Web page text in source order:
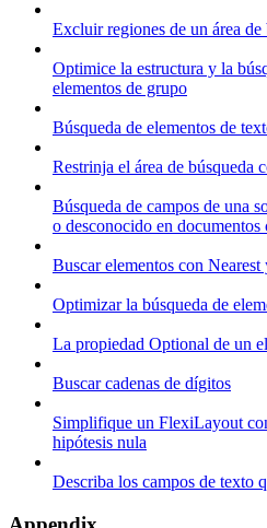
Excluir regiones de un área de
Optimice la estructura y la
elementos de grupo
Búsqueda de elementos de
Restrinja el área de búsqueda
Búsqueda de campos de una
o desconocido en
Buscar elementos con
Optimizar la búsqueda de
La propiedad Optional de un
Buscar cadenas de dígitos
Simplifique un FlexiLayout
hipótesis nula
Describa los campos de texto